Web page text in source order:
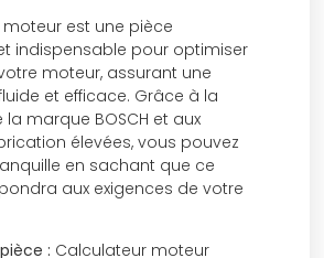
est une pièce
indispensable pour optimiser
moteur, assurant une
et efficace. Grâce à la
marque BOSCH et aux
élevées, vous pouvez
en sachant que ce
aux exigences de votre
: Calculateur moteur